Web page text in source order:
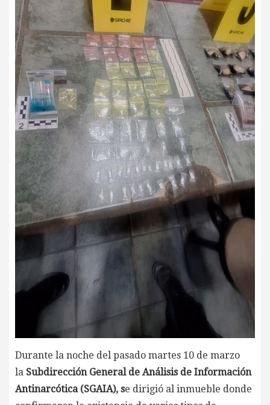
Durante la noche del pasado martes 10 de marzo
la Subdirección General de Análisis de Información
Antinarcótica (SGAIA), se dirigió al inmueble donde